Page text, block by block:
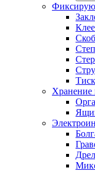
Хранение